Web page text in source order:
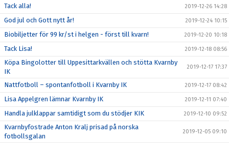
Tack alla! 2019-12-26 14:28
God jul och Gott nytt år! 2019-12-24 10:15
Biobiljetter för 99 kr/st i helgen - först till kvarn! 2019-12-20 10:18
Tack Lisa! 2019-12-18 08:56
Köpa Bingolotter till Uppesittarkvällen och stötta Kvarnby
IK
2019-12-17 17:37
Nattfotboll – spontanfotboll i Kvarnby IK 2019-12-17 08:42
Lisa Appelgren lämnar Kvarnby IK 2019-12-11 07:40
Handla julklappar samtidigt som du stödjer KIK 2019-12-10 09:52
Kvarnbyfostrade Anton Kralj prisad på norska
fotbollsgalan
2019-12-05 09:10